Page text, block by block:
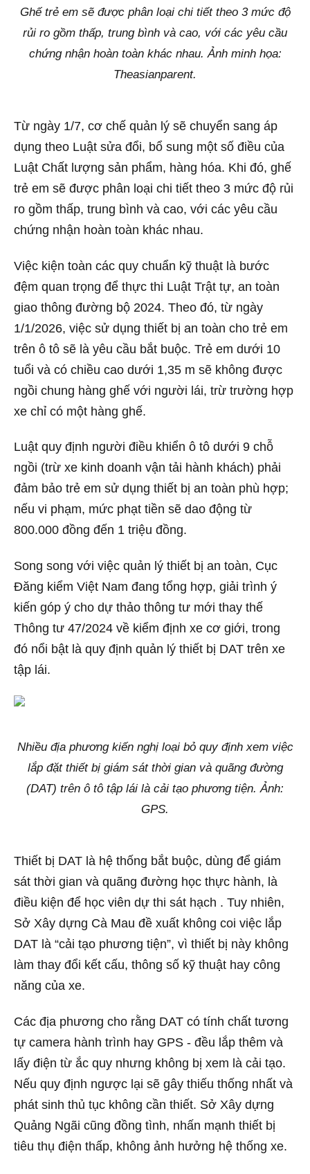
Ghế trẻ em sẽ được phân loại chi tiết theo 3 mức độ
rủi ro gồm thấp, trung bình và cao, với các yêu cầu
chứng nhận hoàn toàn khác nhau. Ảnh minh họa:
Theasianparent.
Từ ngày 1/7, cơ chế quản lý sẽ chuyển sang áp
dụng theo Luật sửa đổi, bổ sung một số điều của
Luật Chất lượng sản phẩm, hàng hóa. Khi đó, ghế
trẻ em sẽ được phân loại chi tiết theo 3 mức độ rủi
ro gồm thấp, trung bình và cao, với các yêu cầu
chứng nhận hoàn toàn khác nhau.
Việc kiện toàn các quy chuẩn kỹ thuật là bước
đệm quan trọng để thực thi Luật Trật tự, an toàn
giao thông đường bộ 2024. Theo đó, từ ngày
1/1/2026, việc sử dụng thiết bị an toàn cho trẻ em
trên ô tô sẽ là yêu cầu bắt buộc. Trẻ em dưới 10
tuổi và có chiều cao dưới 1,35 m sẽ không được
ngồi chung hàng ghế với người lái, trừ trường hợp
xe chỉ có một hàng ghế.
Luật quy định người điều khiển ô tô dưới 9 chỗ
ngồi (trừ xe kinh doanh vận tải hành khách) phải
đảm bảo trẻ em sử dụng thiết bị an toàn phù hợp;
nếu vi phạm, mức phạt tiền sẽ dao động từ
800.000 đồng đến 1 triệu đồng.
Song song với việc quản lý thiết bị an toàn, Cục
Đăng kiểm Việt Nam đang tổng hợp, giải trình ý
kiến góp ý cho dự thảo thông tư mới thay thế
Thông tư 47/2024 về kiểm định xe cơ giới, trong
đó nổi bật là quy định quản lý thiết bị DAT trên xe
tập lái.
Nhiều địa phương kiến nghị loại bỏ quy định xem việc
lắp đặt thiết bị giám sát thời gian và quãng đường
(DAT) trên ô tô tập lái là cải tạo phương tiện. Ảnh:
GPS.
Thiết bị DAT là hệ thống bắt buộc, dùng để giám
sát thời gian và quãng đường học thực hành, là
điều kiện để học viên dự thi sát hạch . Tuy nhiên,
Sở Xây dựng Cà Mau đề xuất không coi việc lắp
DAT là “cải tạo phương tiện”, vì thiết bị này không
làm thay đổi kết cấu, thông số kỹ thuật hay công
năng của xe.
Các địa phương cho rằng DAT có tính chất tương
tự camera hành trình hay GPS - đều lắp thêm và
lấy điện từ ắc quy nhưng không bị xem là cải tạo.
Nếu quy định ngược lại sẽ gây thiếu thống nhất và
phát sinh thủ tục không cần thiết. Sở Xây dựng
Quảng Ngãi cũng đồng tình, nhấn mạnh thiết bị
tiêu thụ điện thấp, không ảnh hưởng hệ thống xe.